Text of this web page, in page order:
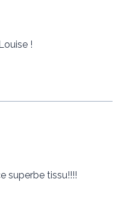
!
superbe tissu!!!!